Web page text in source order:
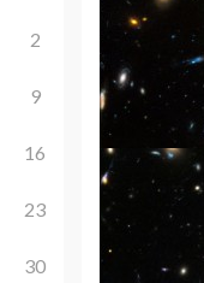
2
9
16
23
30